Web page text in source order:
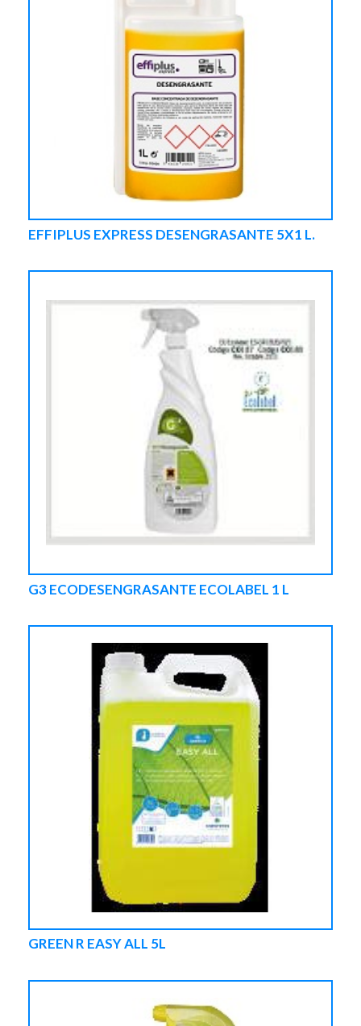
EFFIPLUS EXPRESS DESENGRASANTE 5X1 L.
G3 ECODESENGRASANTE ECOLABEL 1 L
GREEN R EASY ALL 5L